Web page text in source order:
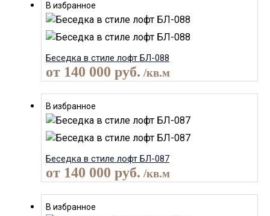
В избранное
Беседка в стиле лофт БЛ-088
от 140 000 руб. /кв.м
В избранное
Беседка в стиле лофт БЛ-087
от 140 000 руб. /кв.м
В избранное